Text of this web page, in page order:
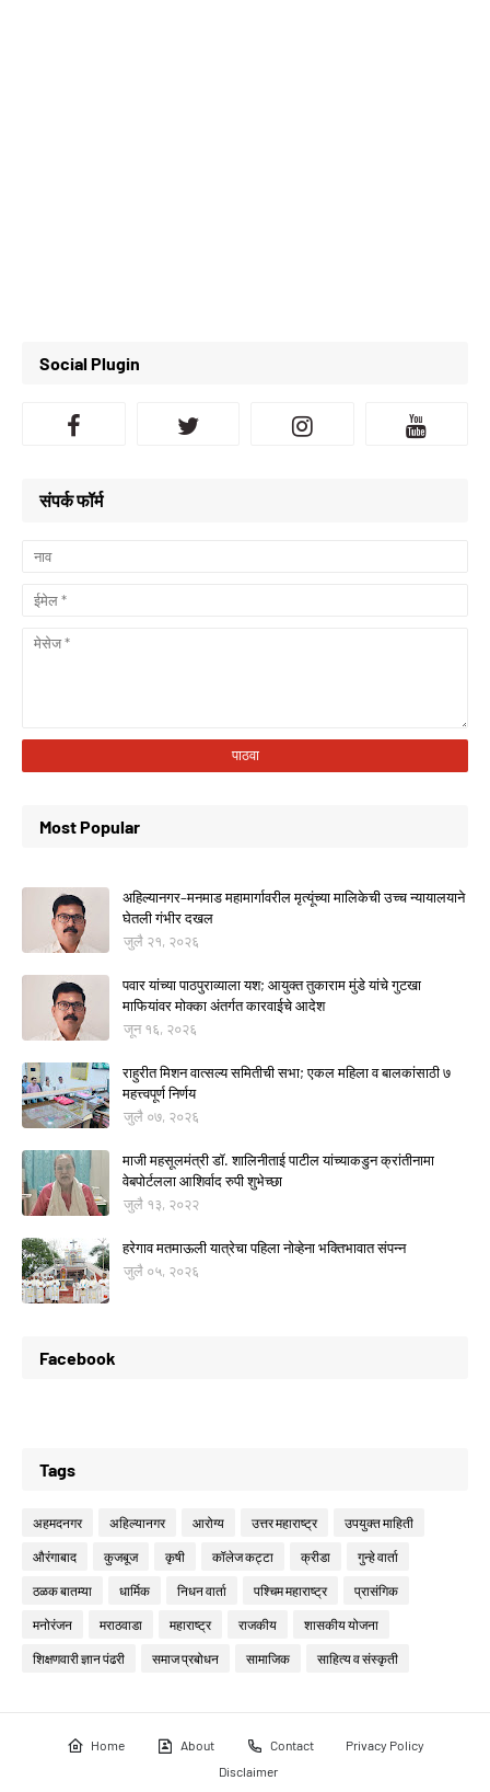
Social Plugin
संपर्क फॉर्म
Most Popular
अहिल्यानगर–मनमाड महामार्गावरील मृत्यूंच्या मालिकेची उच्च न्यायालयाने
घेतली गंभीर दखल
जुलै २१, २०२६
पवार यांच्या पाठपुराव्याला यश; आयुक्त तुकाराम मुंडे यांचे गुटखा
माफियांवर मोक्का अंतर्गत कारवाईचे आदेश
जून १६, २०२६
राहुरीत मिशन वात्सल्य समितीची सभा; एकल महिला व बालकांसाठी ७
महत्त्वपूर्ण निर्णय
जुलै ०७, २०२६
माजी महसूलमंत्री डॉ. शालिनीताई पाटील यांच्याकडुन क्रांतीनामा
वेबपोर्टलला आशिर्वाद रुपी शुभेच्छा
जुलै १३, २०२२
हरेगाव मतमाऊली यात्रेचा पहिला नोव्हेना भक्तिभावात संपन्न
जुलै ०५, २०२६
Facebook
Tags
अहमदनगर अहिल्यानगर आरोग्य उत्तर महाराष्ट्र उपयुक्त माहिती
औरंगाबाद कुजबूज कृषी कॉलेज कट्टा क्रीडा गुन्हे वार्ता
ठळक बातम्या धार्मिक निधन वार्ता पश्चिम महाराष्ट्र प्रासंगिक
मनोरंजन मराठवाडा महाराष्ट्र राजकीय शासकीय योजना
शिक्षणवारी ज्ञान पंढरी समाज प्रबोधन सामाजिक साहित्य व संस्कृती
Home About Contact
Privacy Policy
Disclaimer